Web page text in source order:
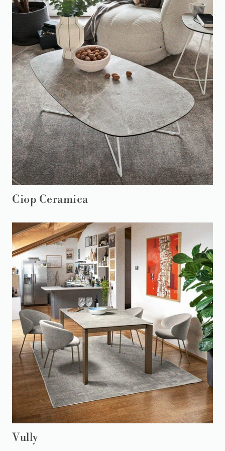
Ciop Ceramica
Vully